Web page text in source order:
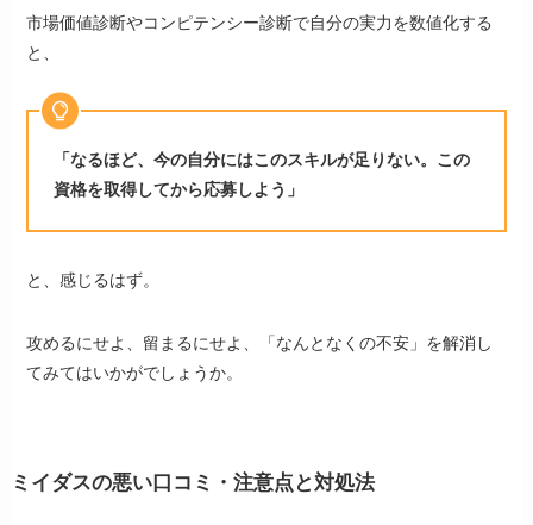
市場価値診断やコンピテンシー診断で自分の実力を数値化する
と、
「なるほど、今の自分にはこのスキルが足りない。この
資格を取得してから応募しよう」
と、感じるはず。
攻めるにせよ、留まるにせよ、「なんとなくの不安」を解消し
てみてはいかがでしょうか。
ミイダスの悪い口コミ・注意点と対処法